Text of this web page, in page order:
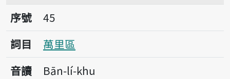
序號45萬里區
序號
45
詞目
萬里區
音讀
Bān-lí-khu